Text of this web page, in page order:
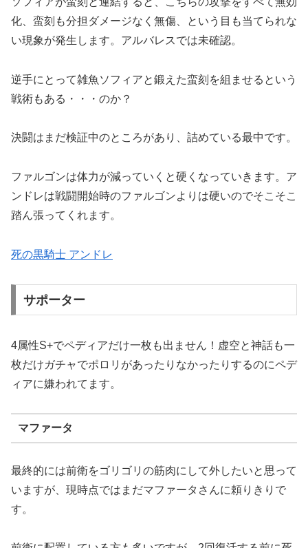
化、蛮刻も分担ダメージなく無傷、という目も当てられな
い現象が発生します。アルバレスでは未確認。
逆手にとって雑魚ソフィアと鍛えた蛮刻を組ませるという
戦術もある・・・のか？
決闘はまだ検証中のところがあり、詰めている最中です。
ファルゴンは体力が減っていくと硬くなっていきます。ア
ンドレは戦闘開始時のファルゴンよりは硬いのでそこそこ
踏ん張ってくれます。
死の黒騎士 アンドレ
サポーター
4属性S+でペディアだけ一枚も出ません！虚空と神話も一
枚だけガチャでポロリがあったりなかったりするのにペデ
ィアに嫌われてます。
マファータ
最終的には前衛をゴリゴリの筋肉にして外したいと思って
いますが、現時点ではまだマファータさんに頼りきりで
す。